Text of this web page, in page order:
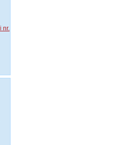
nr.